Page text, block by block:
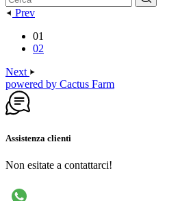
Prev
01
02
Next
powered by Cactus Farm
Assistenza clienti
Non esitate a contattarci!